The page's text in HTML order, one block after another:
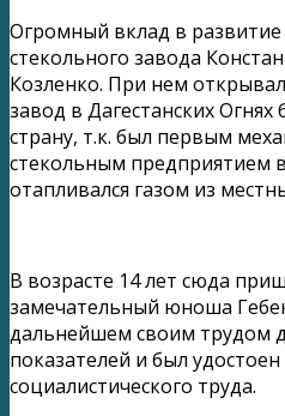
Огромный вклад в развитие
стекольного завода
Козленко. При нем
завод в Дагестанских
страну, т.к. был первым
стекольным предприятием
отапливался газом из
В возрасте 14 лет сюда
замечательный юноша
дальнейшем своим трудом
показателей и был
социалистического труда.